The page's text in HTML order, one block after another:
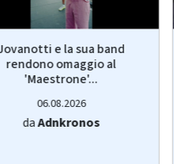
e la sua band
rendono omaggio al
'Maestrone'...
06.08.2026
daAdnkronos